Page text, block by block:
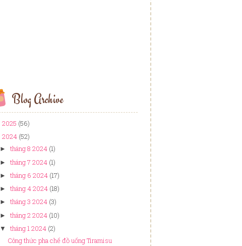
Blog Archive
2025 (56)
2024 (52)
► tháng 8 2024 (1)
► tháng 7 2024 (1)
► tháng 6 2024 (17)
► tháng 4 2024 (18)
► tháng 3 2024 (3)
► tháng 2 2024 (10)
▼ tháng 1 2024 (2)
Công thức pha chế đồ uống Tiramisu